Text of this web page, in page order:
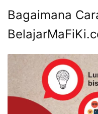
Bagaimana